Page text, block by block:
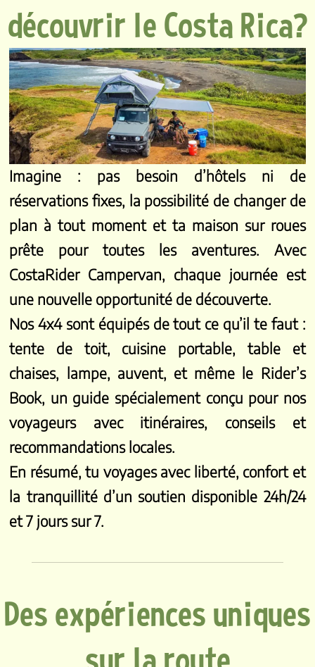
découvrir le Costa Rica?
Imagine : pas besoin d’hôtels ni de
réservations fixes, la possibilité de changer de
plan à tout moment et ta maison sur roues
prête pour toutes les aventures. Avec
CostaRider Campervan, chaque journée est
une nouvelle opportunité de découverte.
Nos 4x4 sont équipés de tout ce qu’il te faut :
tente de toit, cuisine portable, table et
chaises, lampe, auvent, et même le Rider’s
Book, un guide spécialement conçu pour nos
voyageurs avec itinéraires, conseils et
recommandations locales.
En résumé, tu voyages avec liberté, confort et
la tranquillité d’un soutien disponible 24h/24
et 7 jours sur 7.
Des expériences uniques